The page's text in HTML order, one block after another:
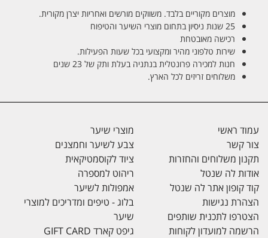
מוצרים מקוריים בלבד. משווקים מורשים ואחריות יצרן מקורית.
25 שנות ניסיון בתחום מוצרי השיער והטיפוח
רכישה מאובטחת
שירות טלפוני מהיר ומקצועי בכל שעות הפעילות.
חנות למכירה פרונטלית בנתניה בעלת ותק של 23 שנים
משלוחים זריזים לכל הארץ.
עמוד ראשי
צור קשר
תקנון משלוחים והחזרות
אודות לה שנטל
קוד קופון אתר לה שנטל
הצהרת נגישות
הצטרפו לתכנית שותפים
הרשמה למועדון לקוחות
מוצרי שיער
צבע לשיער וחמצנים
ציוד לקוסמטיקאית
ריהוט למספרה
אמפולות לשיער
בלוג - טיפים ומדריכים למוצרי
שיער
גיפט קארד GIFT CARD